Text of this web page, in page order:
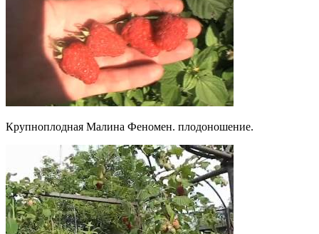
Крупноплодная Малина Феномен. плодоношение.